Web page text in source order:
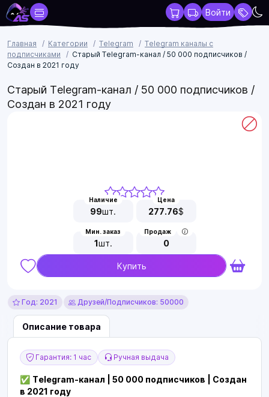
Войти
Главная Категории Telegram
Telegram каналы с
подписчиками
Старый Telegram-канал / 50 000 подписчиков /
Создан в 2021 году
Старый Telegram-канал / 50 000 подписчиков /
Создан в 2021 году
Наличие
99шт.
Цена
277.76$
Мин. заказ
1шт.
Продаж
0
Купить
Год: 2021 Друзей/Подписчиков: 50000
Описание товара
Гарантия: 1 час Ручная выдача
✅ Telegram-канал | 50 000 подписчиков | Создан
в 2021 году